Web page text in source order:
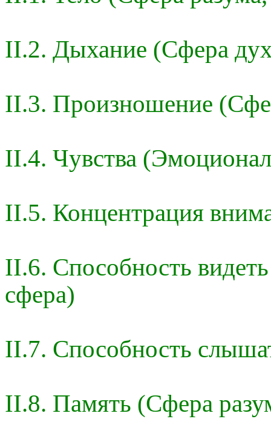
II.2. Дыхание (Сфера
II.3. Произношение
II.4. Чувства
II.5. Концентрация
II.6. Способность
сфера)
II.7. Способность
II.8. Память (Сфера